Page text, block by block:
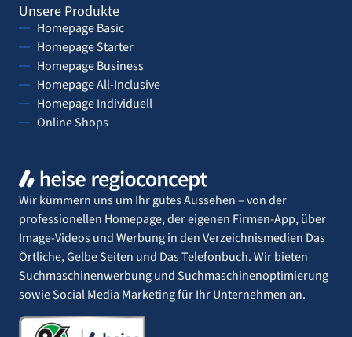
Unsere Produkte
Homepage Basic
Homepage Starter
Homepage Business
Homepage All-Inclusive
Homepage Individuell
Online Shops
Wir kümmern uns um Ihr gutes Aussehen – von der
professionellen Homepage, der eigenen Firmen-App, über
Image-Videos und Werbung in den Verzeichnismedien Das
Örtliche, Gelbe Seiten und Das Telefonbuch. Wir bieten
Suchmaschinenwerbung und Suchmaschinenoptimierung
sowie Social Media Marketing für Ihr Unternehmen an.